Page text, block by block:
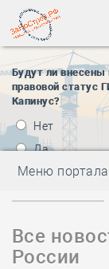
Будут ли
правовой статус
Капинус?
Нет
Да
Меню портала
Все
России